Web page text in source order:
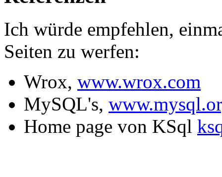
Ich würde empfehlen,
Seiten zu werfen:
Wrox, www.wrox.com
MySQL's,
Home page von KSql